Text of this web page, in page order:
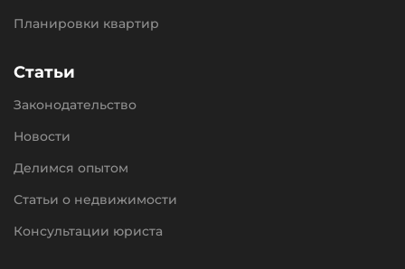
Планировки квартир
Статьи
Законодательство
Новости
Делимся опытом
Статьи о недвижимости
Консультации юриста